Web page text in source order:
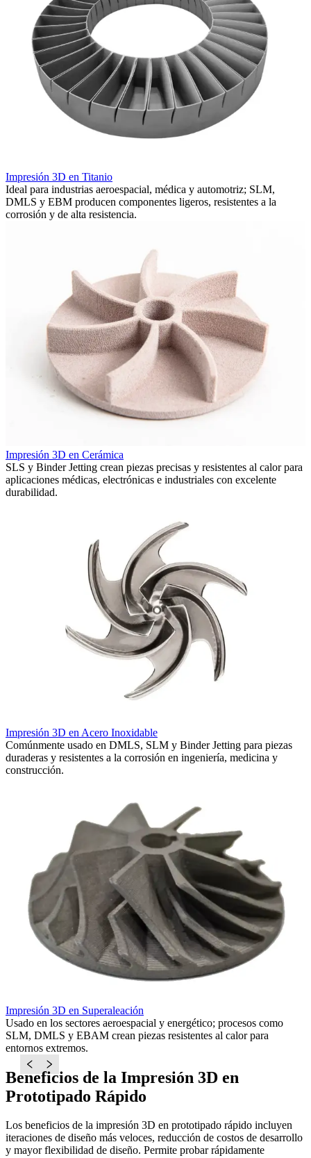
Impresión 3D en Titanio
Ideal para industrias aeroespacial, médica y automotriz; SLM,
DMLS y EBM producen componentes ligeros, resistentes a la
corrosión y de alta resistencia.
Impresión 3D en Cerámica
SLS y Binder Jetting crean piezas precisas y resistentes al calor para
aplicaciones médicas, electrónicas e industriales con excelente
durabilidad.
Impresión 3D en Acero Inoxidable
Comúnmente usado en DMLS, SLM y Binder Jetting para piezas
duraderas y resistentes a la corrosión en ingeniería, medicina y
construcción.
Impresión 3D en Superaleación
Usado en los sectores aeroespacial y energético; procesos como
SLM, DMLS y EBAM crean piezas resistentes al calor para
entornos extremos.
Beneficios de la Impresión 3D en
Prototipado Rápido
Los beneficios de la impresión 3D en prototipado rápido incluyen
iteraciones de diseño más veloces, reducción de costos de desarrollo
y mayor flexibilidad de diseño. Permite probar rápidamente